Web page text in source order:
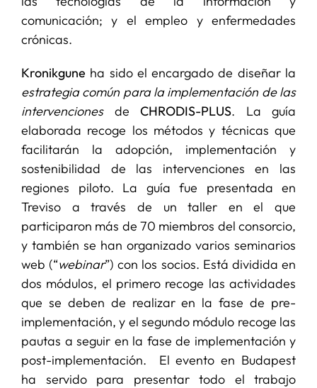
comunicación; y el empleo y enfermedades
crónicas.
Kronikgune ha sido el encargado de diseñar la
estrategia común para la implementación de las
intervencionesde CHRODIS-PLUS. La guía
elaborada recoge los métodos y técnicas que
facilitarán la adopción, implementación y
sostenibilidad de las intervenciones en las
regiones piloto. La guía fue presentada en
Treviso a través de un taller en el que
participaron más de 70 miembros del consorcio,
y también se han organizado varios seminarios
web (“webinar”) con los socios. Está dividida en
dos módulos, el primero recoge las actividades
que se deben de realizar en la fase de pre-
implementación, y el segundo módulo recoge las
pautas a seguir en la fase de implementación y
post-implementación. El evento en Budapest
ha servido para presentar todo el trabajo